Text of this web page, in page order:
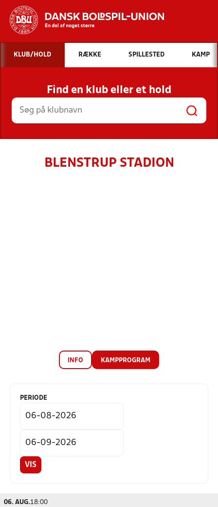
Hvad vil du søge efter?
INDHOLD OG NYHEDER
STILLINGER, RESULTATER, KLUBBER OG
HOLD
KLUB/HOLD RÆKKE SPILLESTED KAMP
Find en klub eller et hold
BLENSTRUP STADION
INFO KAMPPROGRAM
PERIODE
VIS
06. AUG.18:00